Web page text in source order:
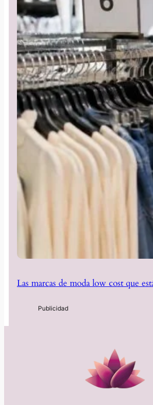
Las marcas de moda low cost que